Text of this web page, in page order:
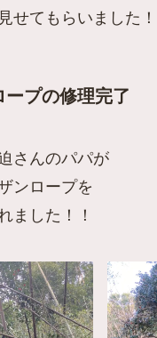
せてもらいました！
ープの修理完了
さんのパパが
ンロープを
ました！！